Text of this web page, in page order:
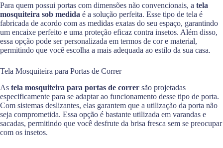
Para quem possui portas com dimensões não convencionais, a tela
mosquiteira sob medida é a solução perfeita. Esse tipo de tela é
fabricada de acordo com as medidas exatas do seu espaço, garantindo
um encaixe perfeito e uma proteção eficaz contra insetos. Além disso,
essa opção pode ser personalizada em termos de cor e material,
permitindo que você escolha a mais adequada ao estilo da sua casa.
Tela Mosquiteira para Portas de Correr
As tela mosquiteira para portas de correr são projetadas
especificamente para se adaptar ao funcionamento desse tipo de porta.
Com sistemas deslizantes, elas garantem que a utilização da porta não
seja comprometida. Essa opção é bastante utilizada em varandas e
sacadas, permitindo que você desfrute da brisa fresca sem se preocupar
com os insetos.